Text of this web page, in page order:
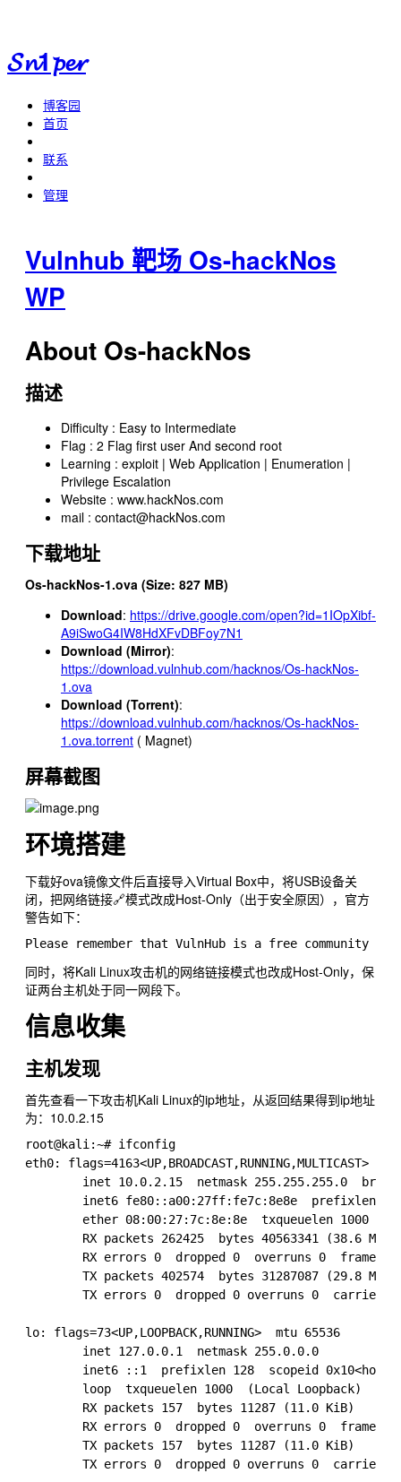
𝓢𝓷1𝓹𝓮𝓻
博客园
首页
联系
管理
Vulnhub 靶场 Os-hackNos
WP
About Os-hackNos
描述
Difficulty : Easy to Intermediate
Flag : 2 Flag first user And second root
Learning : exploit | Web Application | Enumeration |
Privilege Escalation
Website : www.hackNos.com
mail : contact@hackNos.com
下载地址
Os-hackNos-1.ova (Size: 827 MB)
Download: https://drive.google.com/open?id=1IOpXibf-
A9iSwoG4IW8HdXFvDBFoy7N1
Download (Mirror):
https://download.vulnhub.com/hacknos/Os-hackNos-
1.ova
Download (Torrent):
https://download.vulnhub.com/hacknos/Os-hackNos-
1.ova.torrent ( Magnet)
屏幕截图
环境搭建
下载好ova镜像文件后直接导入Virtual Box中，将USB设备关
闭，把网络链接🔗模式改成Host-Only（出于安全原因），官方
警告如下：
同时，将Kali Linux攻击机的网络链接模式也改成Host-Only，保
证两台主机处于同一网段下。
信息收集
主机发现
首先查看一下攻击机Kali Linux的ip地址，从返回结果得到ip地址
为：10.0.2.15
root@kali:~# ifconfig
eth0: flags=4163<UP,BROADCAST,RUNNING,MULTICAST>
inet 10.0.2.15  netmask 255.255.255.0
inet6 fe80::a00:27ff:fe7c:8e8e  prefixlen
ether 08:00:27:7c:8e:8e  txqueuelen 1000
        RX packets 262425  bytes 40563341 (38.6 MiB)
        RX errors 0  dropped 0  overruns 0  frame 0
        TX packets 402574  bytes 31287087 (29.8 MiB)
TX errors 0  dropped 0 overruns 0  carrier
lo: flags=73<UP,LOOPBACK,RUNNING>  mtu 65536
        inet 127.0.0.1  netmask 255.0.0.0
        inet6 ::1  prefixlen 128  scopeid 0x10<host>
        loop  txqueuelen 1000  (Local Loopback)
        RX packets 157  bytes 11287 (11.0 KiB)
        RX errors 0  dropped 0  overruns 0  frame 0
        TX packets 157  bytes 11287 (11.0 KiB)